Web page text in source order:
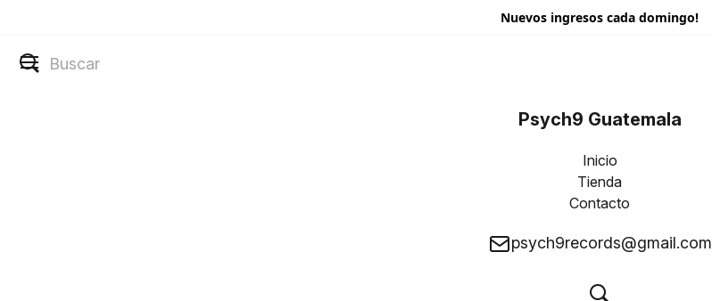
Nuevos ingresos cada domingo!
Psych9 Guatemala
Inicio
Tienda
Contacto
psych9records@gmail.com